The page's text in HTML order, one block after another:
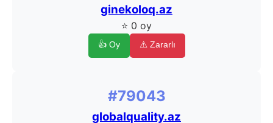
ginekoloq.az
⭐ 0 oy
👍 Oy ⚠️ Zararlı
#79043
globalquality.az